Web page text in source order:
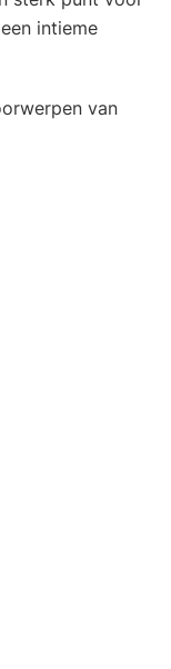
intieme